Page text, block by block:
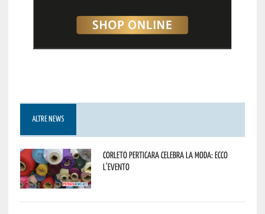
ALTRE NEWS
Corleto Perticara celebra la moda: ecco
l’evento